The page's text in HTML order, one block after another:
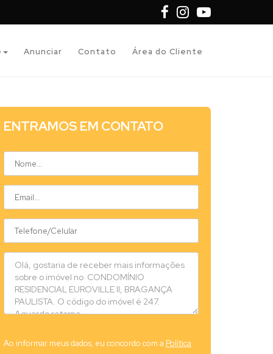
Anunciar Contato Área do Cliente
ENTRAMOS EM CONTATO
Ao informar meus dados, eu concordo com a Política